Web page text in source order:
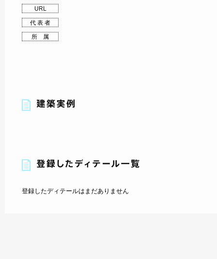
URL
代 表 者
所 属
登録したディテールはまだありません